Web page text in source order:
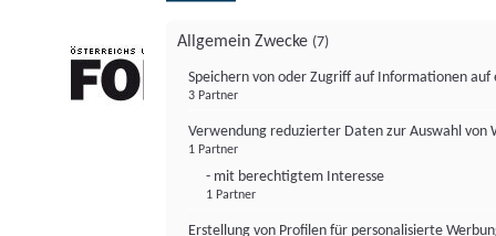
Allgemein Zwecke (7)
Speichern von oder Zugriff auf Informationen auf
3 Partner
Verwendung reduzierter Daten zur Auswahl von
1 Partner
- mit berechtigtem Interesse
1 Partner
Erstellung von Profilen für personalisierte
FONDS professionell